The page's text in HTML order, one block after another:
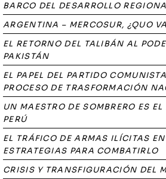
BARCO DEL DESARROLLO
ARGENTINA – MERCOSUR, ¿QUO
EL RETORNO DEL TALIBÁN AL
PAKISTÁN
EL PAPEL DEL PARTIDO
PROCESO DE TRASFORMACIÓN
UN MAESTRO DE SOMBRERO ES EL
PERÚ
EL TRÁFICO DE ARMAS ILÍCITAS
ESTRATEGIAS PARA COMBATIRLO
CRISIS Y TRANSFIGURACIÓN DEL